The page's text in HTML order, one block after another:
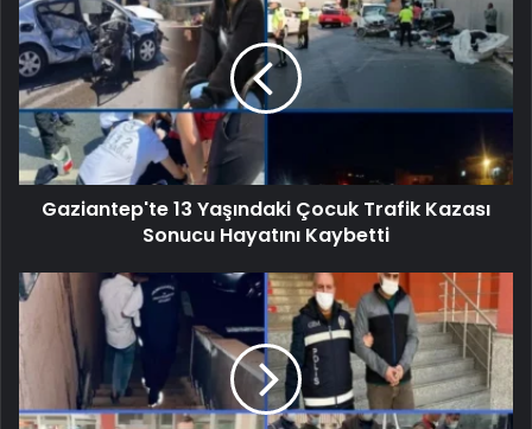
Gaziantep'te 13 Yaşındaki Çocuk Trafik Kazası
Sonucu Hayatını Kaybetti